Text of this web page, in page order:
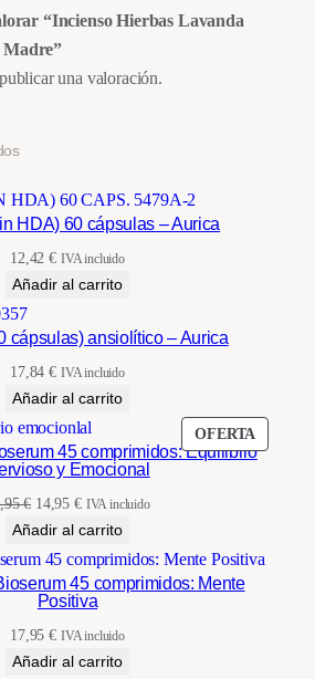
“Incienso Hierbas Lavanda
Madre”
una valoración.
HDA) 60 cápsulas – Aurica
12,42€ IVA incluido
Añadir al carrito
cápsulas) ansiolítico – Aurica
17,84€ IVA incluido
Añadir al carrito
OFERTA
EN
45 comprimidos: Equilibrio
y Emocional
€ El
precio
original
era:
19,95 €.
14,95 €El
precio
actual
es:
14,95 €.
IVA incluido
Añadir al carrito
45 comprimidos: Mente
Positiva
17,95€ IVA incluido
Añadir al carrito